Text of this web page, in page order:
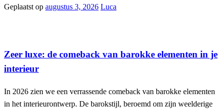
Geplaatst op augustus 3, 2026 Luca
Zeer luxe: de comeback van barokke elementen in je
interieur
In 2026 zien we een verrassende comeback van barokke elementen
in het interieurontwerp. De barokstijl, beroemd om zijn weelderige